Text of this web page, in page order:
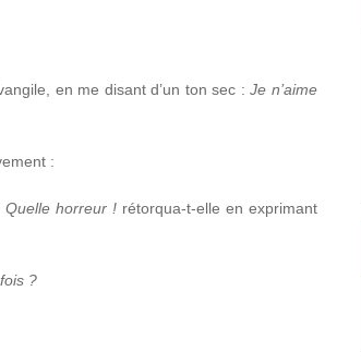
en me disant d’un ton sec :Je n’aime
:
Quelle horreur ! rétorqua-t-elle en exprimant
?